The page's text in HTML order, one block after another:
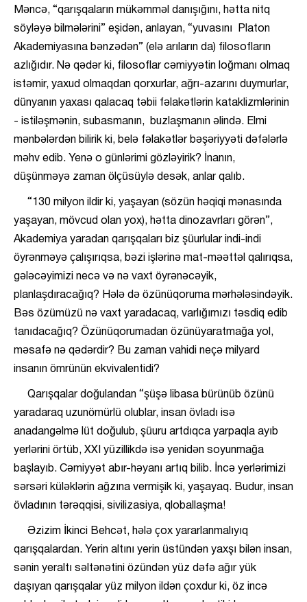
Məncə, “qarışqaların mükəmməl danışığını, hətta nitq
söyləyə bilmələrini” eşidən, anlayan, “yuvasını Platon
Akademiyasına bənzədən” (elə arıların da) filosofların
azlığıdır. Nə qədər ki, filosoflar cəmiyyətin loğmanı olmaq
istəmir, yaxud olmaqdan qorxurlar, ağrı-azarını duymurlar,
dünyanın yaxası qalacaq təbii fəlakətlərin kataklizmlərinin
- istiləşmənin, subasmanın, buzlaşmanın əlində. Elmi
mənbələrdən bilirik ki, belə fəlakətlər bəşəriyyəti dəfələrlə
məhv edib. Yenə o günlərimi gözləyirik? İnanın,
düşünməyə zaman ölçüsüylə desək, anlar qalıb.
“130 milyon ildir ki, yaşayan (sözün həqiqi mənasında
yaşayan, mövcud olan yox), hətta dinozavrları görən”,
Akademiya yaradan qarışqaları biz şüurlular indi-indi
öyrənməyə çalışırıqsa, bəzi işlərinə mat-məəttəl qalırıqsa,
gələcəyimizi necə və nə vaxt öyrənəcəyik,
planlaşdıracağıq? Hələ də özünüqoruma mərhələsindəyik.
Bəs özümüzü nə vaxt yaradacaq, varlığımızı təsdiq edib
tanıdacağıq? Özünüqorumadan özünüyaratmağa yol,
məsafə nə qədərdir? Bu zaman vahidi neçə milyard
insanın ömrünün ekvivalentidi?
Qarışqalar doğulandan “şüşə libasa bürünüb özünü
yaradaraq uzunömürlü olublar, insan övladı isə
anadangəlmə lüt doğulub, şüuru artdıqca yarpaqla ayıb
yerlərini örtüb, XXI yüzillikdə isə yenidən soyunmağa
başlayıb. Cəmiyyət abır-həyanı artıq bilib. İncə yerlərimizi
sərsəri küləklərin ağzına vermişik ki, yaşayaq. Budur, insan
övladının tərəqqisi, sivilizasiya, qloballaşma!
Əzizim İkinci Behcət, hələ çox yararlanmalıyıq
qarışqalardan. Yerin altını yerin üstündən yaxşı bilən insan,
sənin yeraltı səltənətini özündən yüz dəfə ağır yük
daşıyan qarışqalar yüz milyon ildən çoxdur ki, öz incə